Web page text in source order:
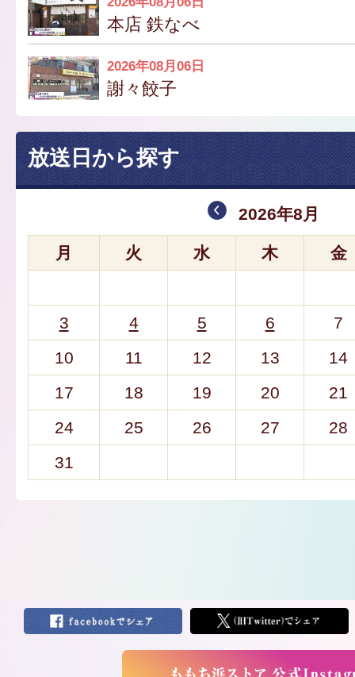
本店 鉄なべ
2026年08月06日
謝々餃子
放送日から探す
2026年8月
月 火 水 木 金
3 4 5 6
7
10
11 12 13
14
17
18 19 20
21
24
25 26 27
28
31